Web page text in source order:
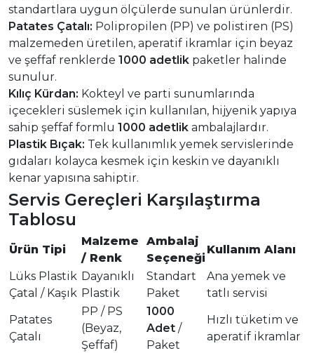
standartlara uygun ölçülerde sunulan ürünlerdir.
Patates Çatalı: Polipropilen (PP) ve polistiren (PS)
malzemeden üretilen, aperatif ikramlar için beyaz
ve şeffaf renklerde 1000 adetlik paketler halinde
sunulur.
Kılıç Kürdan: Kokteyl ve parti sunumlarında
içecekleri süslemek için kullanılan, hijyenik yapıya
sahip şeffaf formlu 1000 adetlik ambalajlardır.
Plastik Bıçak: Tek kullanımlık yemek servislerinde
gıdaları kolayca kesmek için keskin ve dayanıklı
kenar yapısına sahiptir.
Servis Gereçleri Karşılaştırma
Tablosu
Ürün Tipi
Malzeme
/ Renk
Ambalaj
Seçeneği
Kullanım Alanı
Lüks Plastik
Çatal / Kaşık
Dayanıklı
Plastik
Standart
Paket
Ana yemek ve
tatlı servisi
Patates
Çatalı
PP / PS
(Beyaz,
Şeffaf)
1000
Adet /
Paket
Hızlı tüketim ve
aperatif ikramlar